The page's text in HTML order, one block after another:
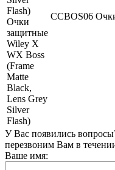
Очки
защитные
Wiley X
WX Boss
(Frame
Matte
Black,
Lens Grey
Silver
Flash)
CCBOS06
У Вас появились
перезвоним Вам в
Ваше имя: